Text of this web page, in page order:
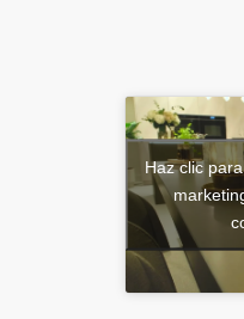
Haz clic